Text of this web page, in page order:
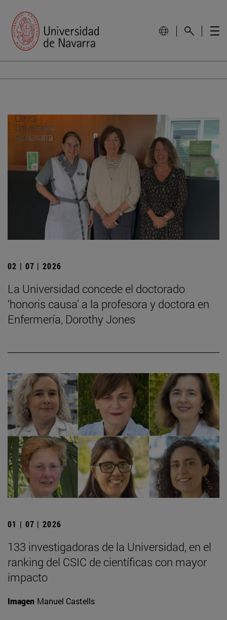
02 | 07 | 2026
La Universidad concede el doctorado
‘honoris causa’ a la profesora y doctora en
Enfermería, Dorothy Jones
01 | 07 | 2026
133 investigadoras de la Universidad, en el
ranking del CSIC de científicas con mayor
impacto
Imagen Manuel Castells